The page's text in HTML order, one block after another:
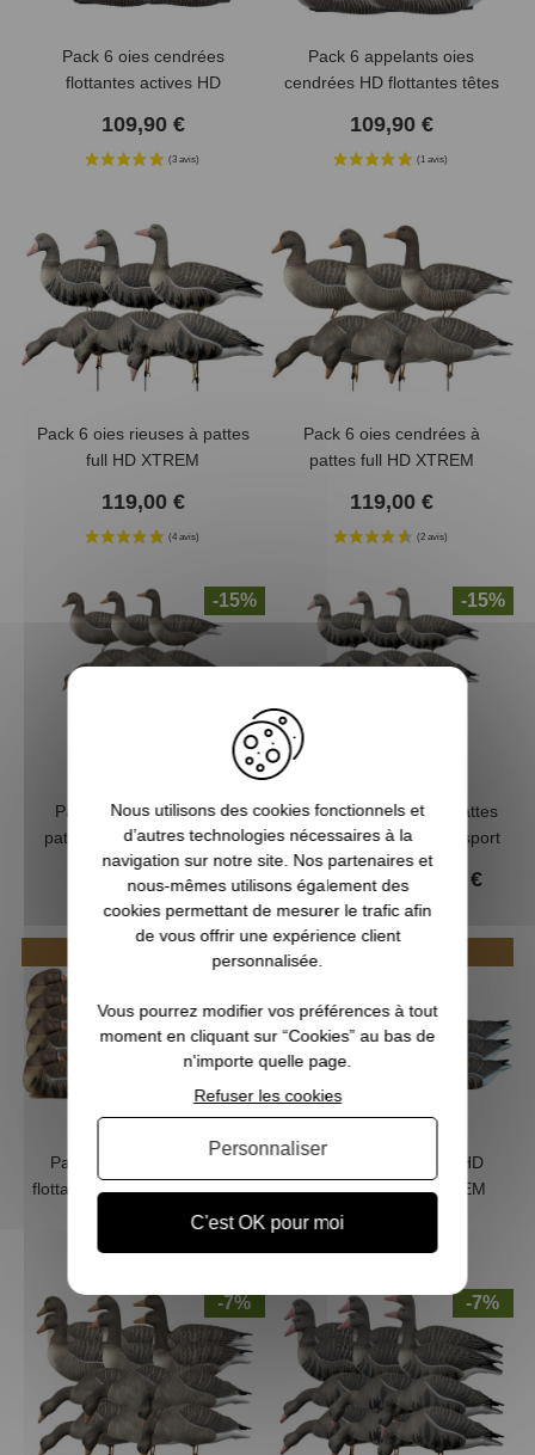
(12 avis)
Pack 6 oies cendrées
flottantes actives HD
109,90 €
Pack 6 appelants oies
cendrées HD flottantes têtes
109,90 €
Pack 6 oies rieuses à pattes
full HD XTREM
119,00 €
Pack 6 oies cendrées à
pattes full HD XTREM
119,00 €
-15%
Pack 6 oies cendrées à
pattes full HD avec sac de
transport XTREM
MIGRATEURS
160,00 € 135,00 €
-15%
Pack 6 oies rieuses à pattes
full HD avec sac de transport
XTREM MIGRATEURS
160,00 € 135,00 €
Pack 12 oies rieuses HD
flottantes dormeuses XTREM
MIGRATEURS
Pack 12 oies rieuses HD
flottantes actives XTREM
MIGRATEURS
-7% -7%
Nous utilisons des cookies fonctionnels et
d’autres technologies nécessaires à la
navigation sur notre site. Nos partenaires et
nous-mêmes utilisons également des
cookies permettant de mesurer le trafic afin
de vous offrir une expérience client
personnalisée.
Vous pourrez modifier vos préférences à tout
moment en cliquant sur “Cookies” au bas de
n'importe quelle page.
C'est OK pour moi
Refuser les cookies
Personnaliser